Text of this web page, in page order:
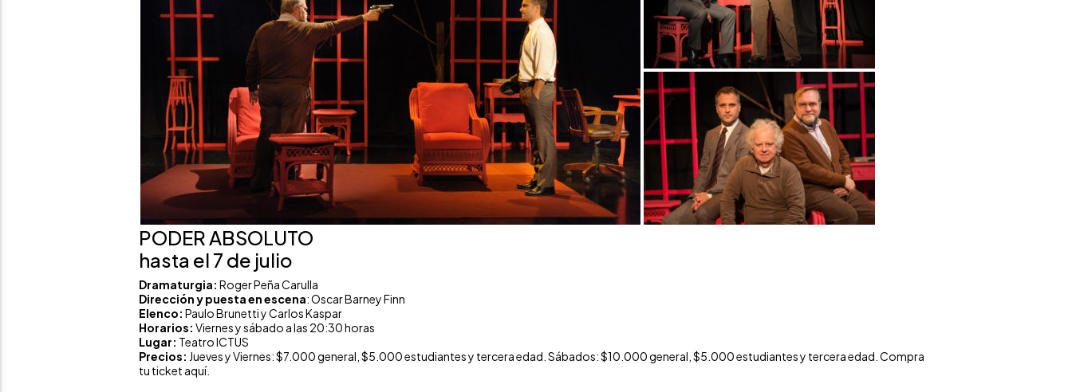
PODER ABSOLUTO
hasta el 7 de julio
Dramaturgia: Roger Peña Carulla
Dirección y puesta en escena: Oscar Barney Finn
Elenco: Paulo Brunetti y Carlos Kaspar
Horarios: Viernes y sábado a las 20:30 horas
Lugar: Teatro ICTUS
Precios: Jueves y Viernes: $7.000 general, $5.000 estudiantes y tercera edad. Sábados: $10.000 general, $5.000 estudiantes y tercera edad. Compra
tu ticket aquí.